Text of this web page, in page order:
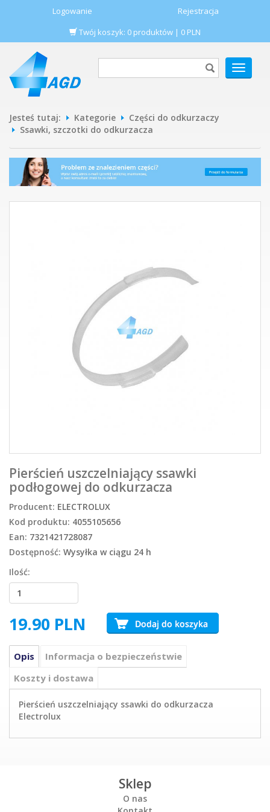
Logowanie
Rejestracja
Twój koszyk: 0 produktów | 0 PLN
POKAŻ
MENU
Jesteś tutaj: Kategorie
Części do odkurzaczy
Ssawki, szczotki do odkurzacza
Pierścień uszczelniający ssawki
podłogowej do odkurzacza
Producent: ELECTROLUX
Kod produktu: 4055105656
Ean: 7321421728087
Dostępność: Wysyłka w ciągu 24 h
Ilość:
19.90 PLN
Opis
Informacja o bezpieczeństwie
Koszty i dostawa
Pierścień uszczelniający ssawki do odkurzacza
Electrolux
Sklep
O nas